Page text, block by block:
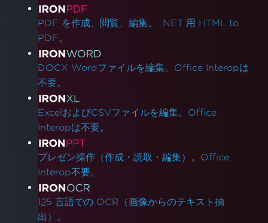
製品リンク
PDF を作成、閲覧、編集。 .NET 用 HTML to
PDF。
DOCX Wordファイルを編集。Office Interopは
不要。
ExcelおよびCSVファイルを編集。Office
Interopは不要。
プレゼン操作（作成・読取・編集）。Office
Interop不要。
125 言語での OCR（画像からのテキスト抽
出）。